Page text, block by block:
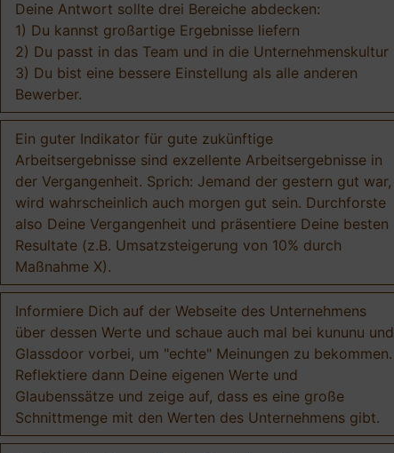
Deine Antwort sollte drei Bereiche abdecken:
1) Du kannst großartige Ergebnisse liefern
2) Du passt in das Team und in die Unternehmenskultur
3) Du bist eine bessere Einstellung als alle anderen
Bewerber.
Ein guter Indikator für gute zukünftige
Arbeitsergebnisse sind exzellente Arbeitsergebnisse in
der Vergangenheit. Sprich: Jemand der gestern gut war,
wird wahrscheinlich auch morgen gut sein. Durchforste
also Deine Vergangenheit und präsentiere Deine besten
Resultate (z.B. Umsatzsteigerung von 10% durch
Maßnahme X).
Informiere Dich auf der Webseite des Unternehmens
über dessen Werte und schaue auch mal bei kununu und
Glassdoor vorbei, um "echte" Meinungen zu bekommen.
Reflektiere dann Deine eigenen Werte und
Glaubenssätze und zeige auf, dass es eine große
Schnittmenge mit den Werten des Unternehmens gibt.